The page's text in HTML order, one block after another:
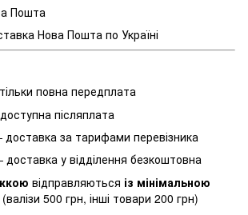
Пошта
Нова Пошта по Україні
повна передплата
післяплата
за тарифами перевізника
у відділення безкоштовна
відправляються із мінімальною
(валізи 500 грн, інші товари 200 грн)